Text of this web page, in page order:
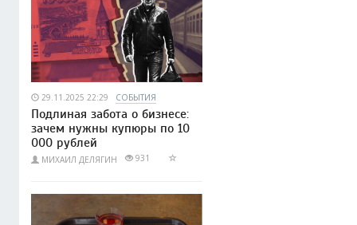
29.11.2025 22:29 СОБЫТИЯ
Подлиная забота о бизнесе:
зачем нужны купюры по 10
000 рублей
МИХАИЛ ДЕЛЯГИН 931